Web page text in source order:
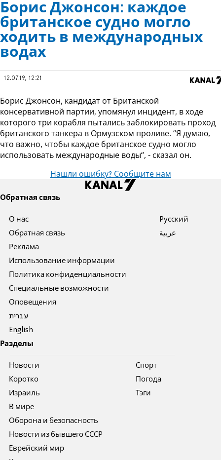
Борис Джонсон: каждое
британское судно могло
ходить в международных
водах
12.07.19, 12:21
Борис Джонсон, кандидат от Британской
консервативной партии, упомянул инцидент, в ходе
которого три корабля пытались заблокировать проход
британского танкера в Ормузском проливе. “Я думаю,
что важно, чтобы каждое британское судно могло
использовать международные воды“, - сказал он.
Нашли ошибку? Сообщите нам
Обратная связь
О нас
Обратная связь
Реклама
Использование информации
Политика конфиденциальности
Специальные возможности
Оповещения
עברית
English
Pусский
عربية
Разделы
Новости
Коротко
Израиль
В мире
Оборона и безопасность
Новости из бывшего СССР
Еврейский мир
Спорт
Погода
Тэги